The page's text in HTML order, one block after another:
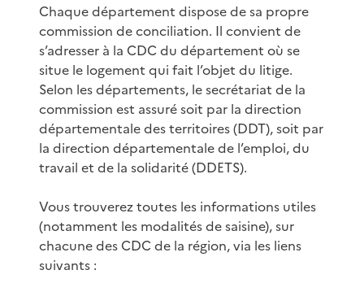
Chaque département dispose de sa propre
commission de conciliation. Il convient de
s’adresser à la CDC du département où se
situe le logement qui fait l’objet du litige.
Selon les départements, le secrétariat de la
commission est assuré soit par la direction
départementale des territoires (DDT), soit par
la direction départementale de l’emploi, du
travail et de la solidarité (DDETS).
Vous trouverez toutes les informations utiles
(notamment les modalités de saisine), sur
chacune des CDC de la région, via les liens
suivants :